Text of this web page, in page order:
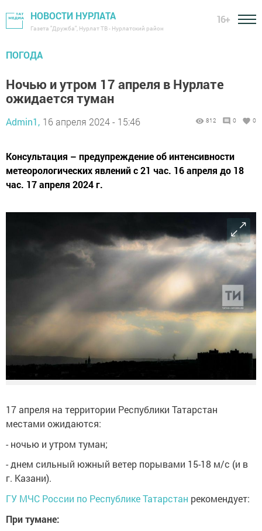
НОВОСТИ НУРЛАТА
Газета "Дружба", Нурлат ТВ - Нурлатский район
16+
ПОГОДА
Ночью и утром 17 апреля в Нурлате
ожидается туман
Admin1, 16 апреля 2024 - 15:46 812 0 0
Консультация – предупреждение об интенсивности
метеорологических явлений с 21 час. 16 апреля до 18
час. 17 апреля 2024 г.
17 апреля на территории Республики Татарстан
местами ожидаются:
- ночью и утром туман;
- днем сильный южный ветер порывами 15-18 м/с (и в
г. Казани).
ГУ МЧС России по Республике Татарстан рекомендует:
При тумане: